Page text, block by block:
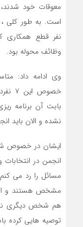
معوقات خود
است. به طور کلی ،
نفر قطع همکاری
وظائف محوله بود.
وی ادامه داد:
بابت آن برنامه
نشده و الان باید
ایشان در خصوص
انجمن در انتخابات
مسائل را رد می
مشخص هستند و
هم شخص دیگری
توصیه هایی کرده